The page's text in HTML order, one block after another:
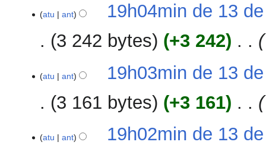
ãatu ant
19h04min de 13
3 242 bytes
+3 242
atu ant
19h03min de 13
3 161 bytes
+3 161
atu ant
19h02min de 13